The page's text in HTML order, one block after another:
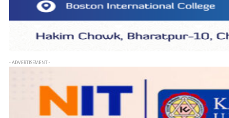
- ADVERTISEMENT -